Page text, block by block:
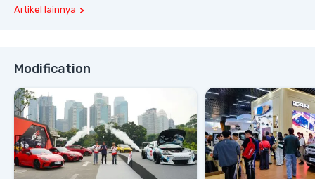
Artikel lainnya
Modification